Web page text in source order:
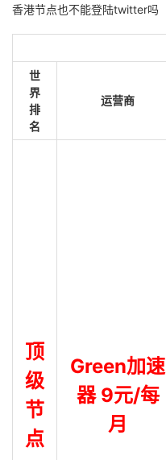
香港节点也不能登陆twitter吗
世
界
排
名
运营商
顶
级
节
点
Green加速
器 9元/每
月